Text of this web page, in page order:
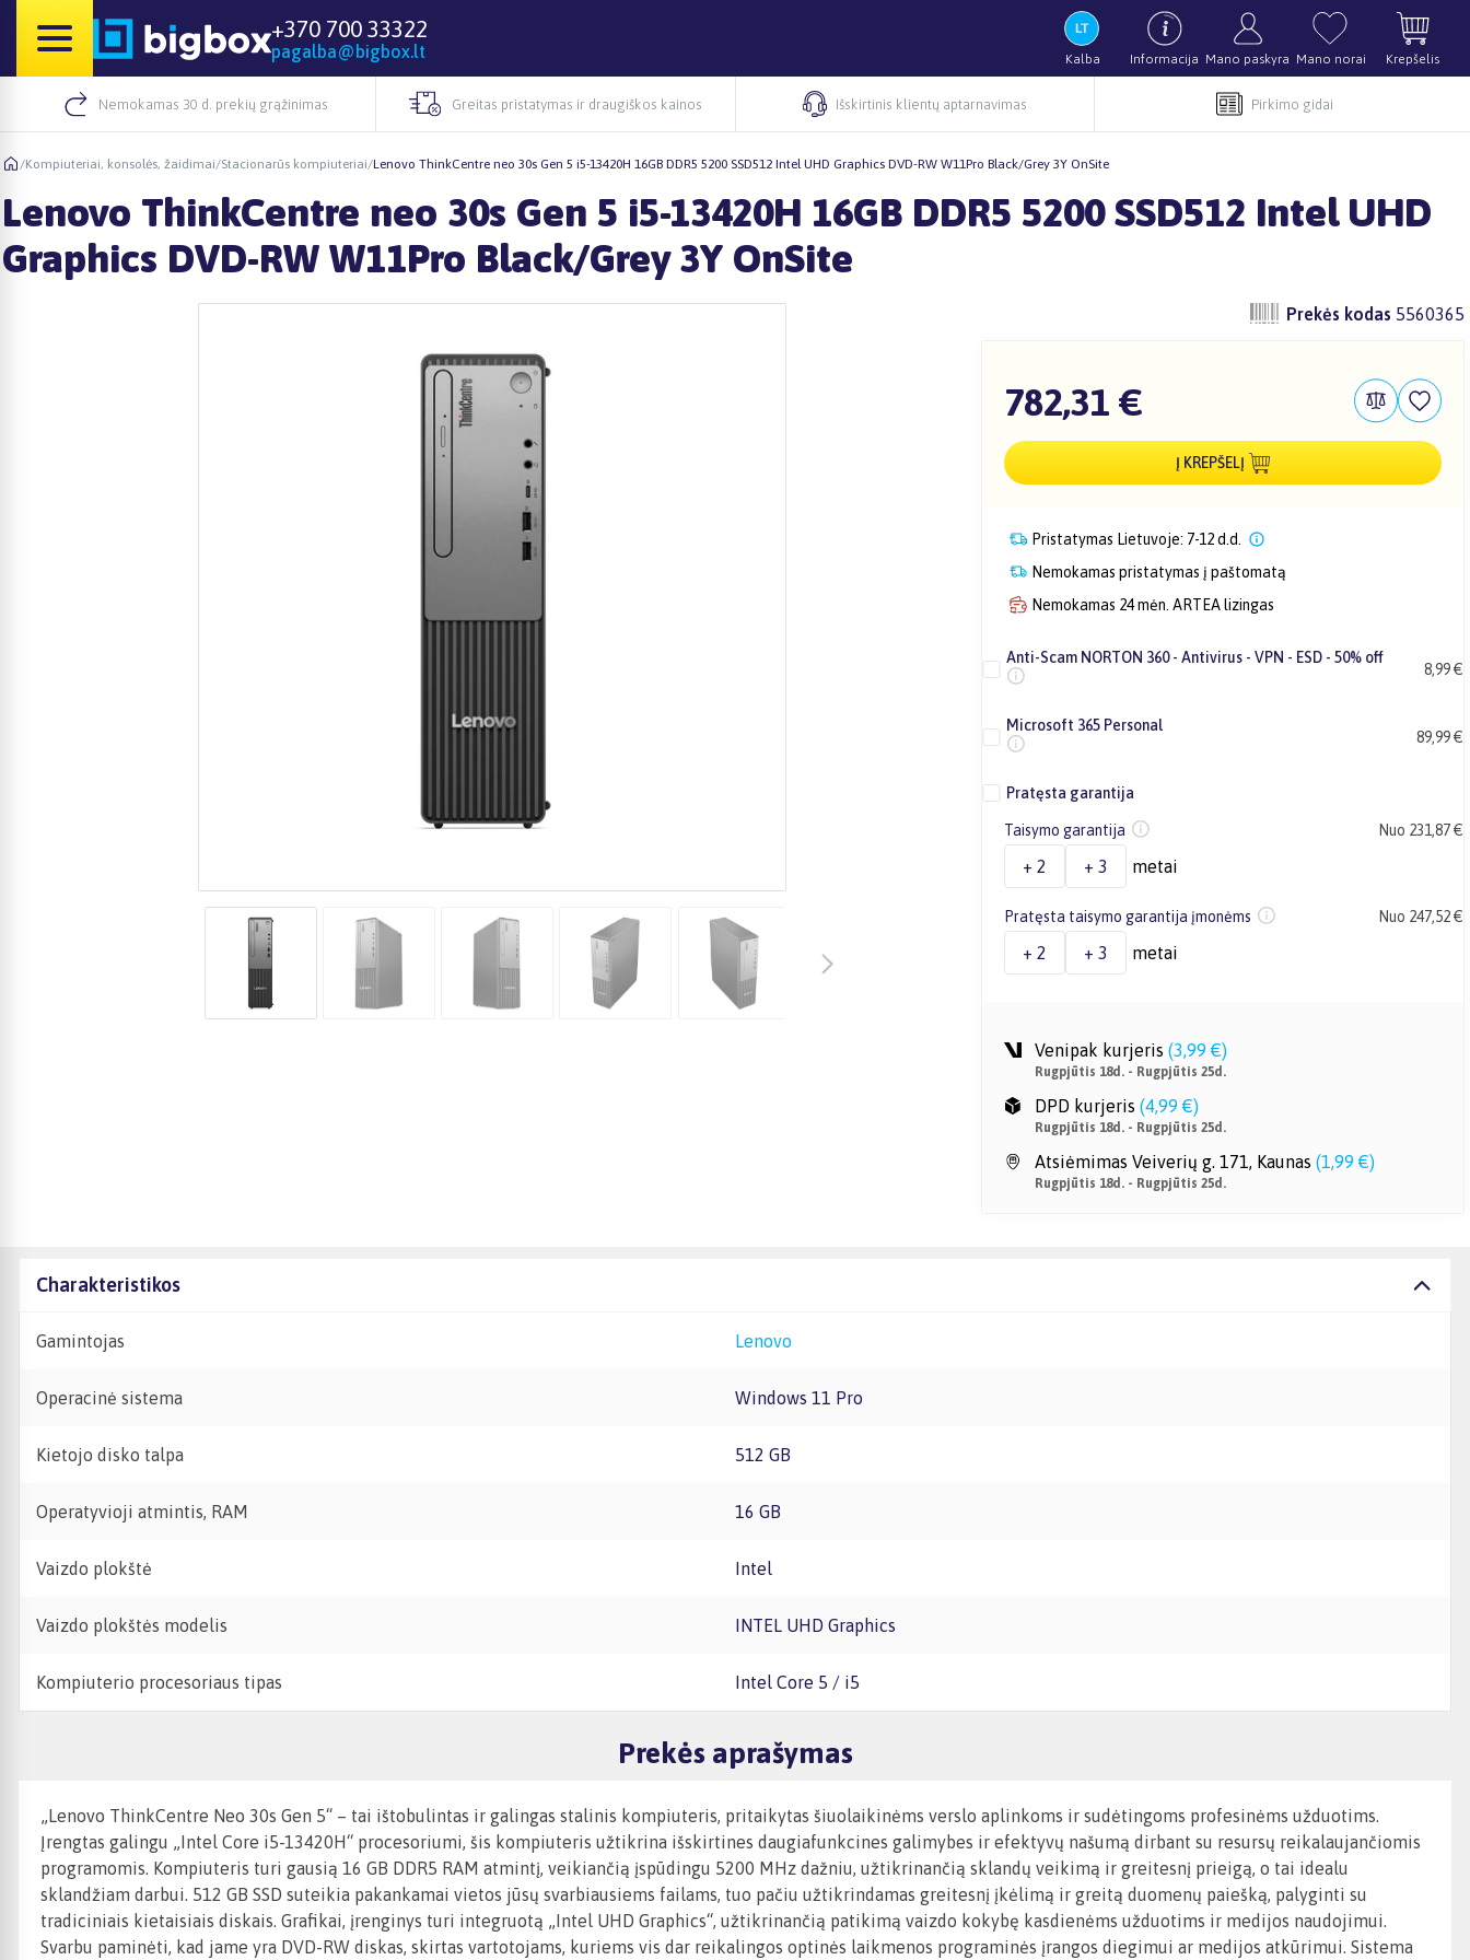
+370 700 33322
pagalba@bigbox.lt Kalba Informacija Mano paskyra Mano norai Krepšelis
Nemokamas 30 d. prekių grąžinimas Greitas pristatymas ir draugiškos kainos Išskirtinis klientų aptarnavimas Pirkimo gidai
/Kompiuteriai, konsolės, žaidimai/Stacionarūs kompiuteriai/Lenovo ThinkCentre neo 30s Gen 5 i5-13420H 16GB DDR5 5200 SSD512 Intel UHD Graphics DVD-RW W11Pro Black/Grey 3Y OnSite
Lenovo ThinkCentre neo 30s Gen 5 i5-13420H 16GB DDR5 5200 SSD512 Intel UHD
Graphics DVD-RW W11Pro Black/Grey 3Y OnSite
Prekės kodas 5560365
782,31 €
Į KREPŠELĮ
Pristatymas Lietuvoje: 7-12 d.d.
Nemokamas pristatymas į paštomatą
Nemokamas 24 mėn. ARTEA lizingas
Anti-Scam NORTON 360 - Antivirus - VPN - ESD - 50% off
8,99 €
Microsoft 365 Personal
89,99 €
Pratęsta garantija
Taisymo garantija Nuo 231,87 €
+ 2 + 3 metai
Pratęsta taisymo garantija įmonėms Nuo 247,52 €
+ 2 + 3 metai
Venipak kurjeris (3,99 €)
Rugpjūtis 18d. - Rugpjūtis 25d.
DPD kurjeris (4,99 €)
Rugpjūtis 18d. - Rugpjūtis 25d.
Atsiėmimas Veiverių g. 171, Kaunas (1,99 €)
Rugpjūtis 18d. - Rugpjūtis 25d.
Charakteristikos
Gamintojas Lenovo
Operacinė sistema Windows 11 Pro
Kietojo disko talpa 512 GB
Operatyvioji atmintis, RAM 16 GB
Vaizdo plokštė Intel
Vaizdo plokštės modelis INTEL UHD Graphics
Kompiuterio procesoriaus tipas Intel Core 5 / i5
Prekės aprašymas
„Lenovo ThinkCentre Neo 30s Gen 5“ – tai ištobulintas ir galingas stalinis kompiuteris, pritaikytas šiuolaikinėms verslo aplinkoms ir sudėtingoms profesinėms užduotims.
Įrengtas galingu „Intel Core i5-13420H“ procesoriumi, šis kompiuteris užtikrina išskirtines daugiafunkcines galimybes ir efektyvų našumą dirbant su resursų reikalaujančiomis
programomis. Kompiuteris turi gausią 16 GB DDR5 RAM atmintį, veikiančią įspūdingu 5200 MHz dažniu, užtikrinančią sklandų veikimą ir greitesnį prieigą, o tai idealu
sklandžiam darbui. 512 GB SSD suteikia pakankamai vietos jūsų svarbiausiems failams, tuo pačiu užtikrindamas greitesnį įkėlimą ir greitą duomenų paiešką, palyginti su
tradiciniais kietaisiais diskais. Grafikai, įrenginys turi integruotą „Intel UHD Graphics“, užtikrinančią patikimą vaizdo kokybę kasdienėms užduotims ir medijos naudojimui.
Svarbu paminėti, kad jame yra DVD-RW diskas, skirtas vartotojams, kuriems vis dar reikalingos optinės laikmenos programinės įrangos diegimui ar medijos atkūrimui. Sistema